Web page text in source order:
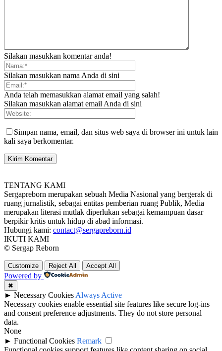
Silakan masukkan komentar anda!
Silakan masukkan nama Anda di sini
Anda telah memasukkan alamat email yang salah!
Silakan masukkan alamat email Anda di sini
Simpan nama, email, dan situs web saya di browser ini untuk lain
kali saya berkomentar.
TENTANG KAMI
Sergapreborn merupakan sebuah Media Nasional yang bergerak di
ruang jurnalistik, sebagai entitas pemberian ruang Publik, Media
merupakan literasi mutlak diperlukan sebagai kemampuan dasar
berpikir kritis untuk hidup di abad informasi.
Hubungi kami: contact@sergapreborn.id
IKUTI KAMI
© Sergap Reborn
Customize Reject All Accept All
Powered by
✖
► Necessary Cookies Always Active
Necessary cookies enable essential site features like secure log-ins
and consent preference adjustments. They do not store personal
data.
None
► Functional Cookies Remark